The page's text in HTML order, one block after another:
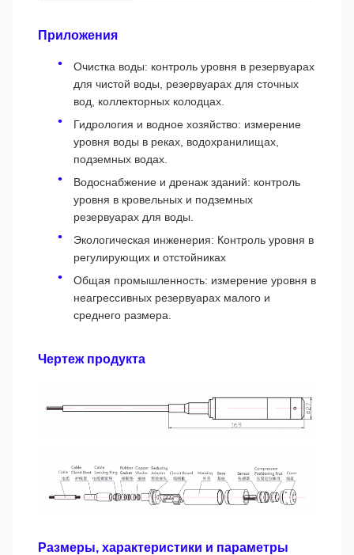
Приложения
Очистка воды: контроль уровня в резервуарах
для чистой воды, резервуарах для сточных
вод, коллекторных колодцах.
Гидрология и водное хозяйство: измерение
уровня воды в реках, водохранилищах,
подземных водах.
Водоснабжение и дренаж зданий: контроль
уровня в кровельных и подземных
резервуарах для воды.
Экологическая инженерия: Контроль уровня в
регулирующих и отстойниках
Общая промышленность: измерение уровня в
неагрессивных резервуарах малого и
среднего размера.
Чертеж продукта
Размеры, характеристики и параметры